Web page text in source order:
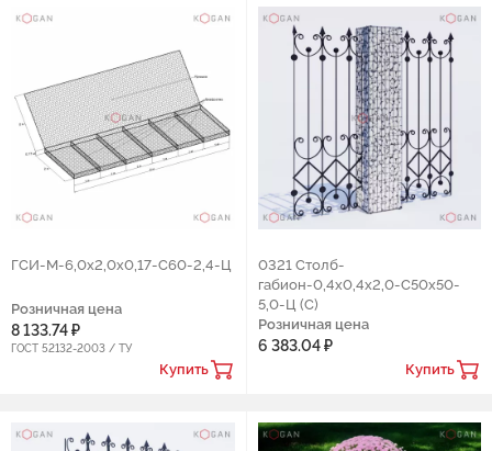
ГСИ-М-6,0х2,0х0,17-С60-2,4-Ц
Розничная цена
8 133.74 ₽
ГОСТ 52132-2003 / ТУ
Купить
0321 Столб-
габион-0,4х0,4х2,0-С50х50-
5,0-Ц (С)
Розничная цена
6 383.04 ₽
Купить